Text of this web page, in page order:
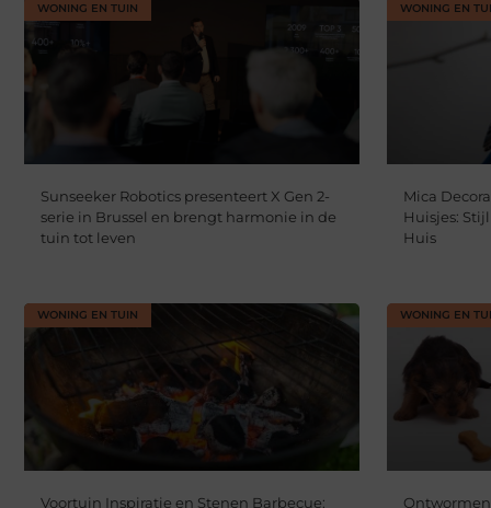
WONING EN TUIN
Sunseeker Robotics presenteert X Gen 2-
serie in Brussel en brengt harmonie in de
tuin tot leven
WONING EN
Mica
Huisjes:
Huis
WONING EN TUIN
Voortuin Inspiratie en Stenen Barbecue:
WONING EN